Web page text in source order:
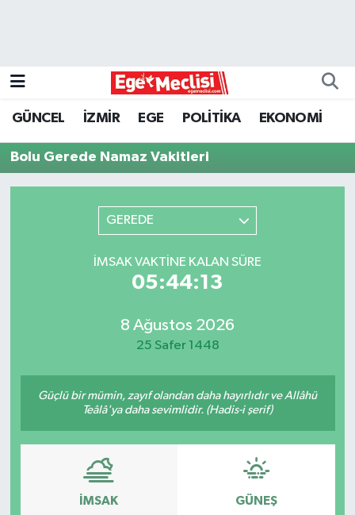
GÜNCEL İZMİR EGE POLİTİKA EKONOMİ
Bolu Gerede Namaz Vakitleri
GEREDE
İMSAK VAKTINE KALAN SÜRE
05:44:13
8 Ağustos 2026
25 Safer 1448
Güçlü bir mümin, zayıf olandan daha hayırlıdır ve Allâhü
Teâlâ'ya daha sevimlidir. (Hadis-i şerif)
İMSAK GÜNEŞ
GÜNCEL
ÖZEL HABER
POLİTİKA